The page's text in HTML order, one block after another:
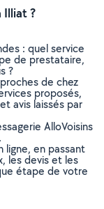
Illiat ?
: quel service
de prestataire,
?
de chez
proposés,
avis laissés par
AlloVoisins
en passant
les devis et les
étape de votre